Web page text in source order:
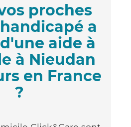
proches
a
aide à
à Nieudan
en France
?